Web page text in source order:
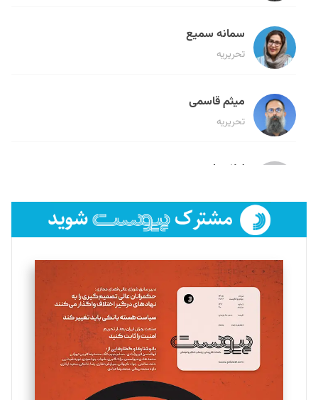
سمانه سمیع
تحریریه
میثم قاسمی
تحریریه
لیلا حنارود
فائزه فتحی رستمی
تحریریه
سروش کرمیان
تحریریه
مینا پاکدل